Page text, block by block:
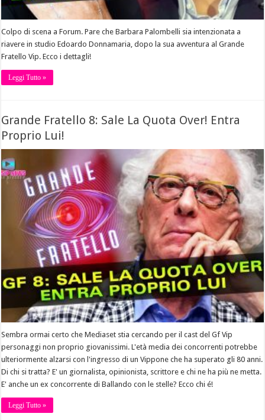
Colpo di scena a Forum. Pare che Barbara Palombelli sia intenzionata a
riavere in studio Edoardo Donnamaria, dopo la sua avventura al Grande
Fratello Vip. Ecco i dettagli!
Leggi Tutto »
Grande Fratello 8: Sale La Quota Over! Entra
Proprio Lui!
Sembra ormai certo che Mediaset stia cercando per il cast del Gf Vip
personaggi non proprio giovanissimi. L'età media dei concorrenti potrebbe
ulteriormente alzarsi con l'ingresso di un Vippone che ha superato gli 80 anni.
Di chi si tratta? E' un giornalista, opinionista, scrittore e chi ne ha più ne metta.
E' anche un ex concorrente di Ballando con le stelle? Ecco chi é!
Leggi Tutto »